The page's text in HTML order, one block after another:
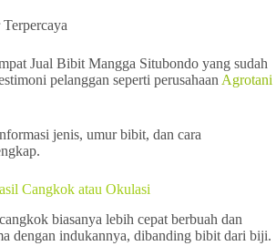
Jual Bibit Mangga Situbondo yang sudah
pelanggan seperti perusahaan Agrotani
jenis, umur bibit, dan cara
Cangkok atau Okulasi
biasanya lebih cepat berbuah dan
dengan indukannya, dibanding bibit dari biji.